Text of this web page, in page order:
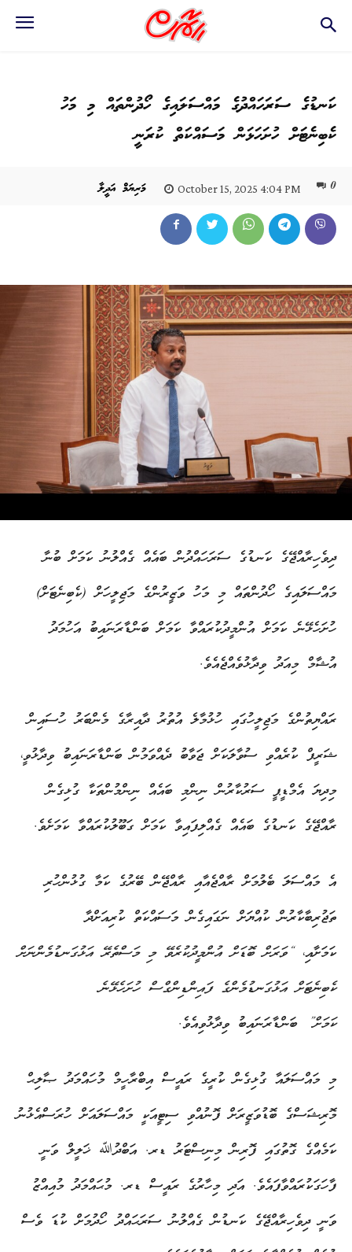
ކަނޑުގެ ސަރަހައްދުގެ މައްސަލައިގެ ހޯދުންތައް މި މަހު
ކެބިނެޓަށް ހުށަހަޅަން މަސައްކަތް ކުރަނީ
މަރިޔަމް އަދީލާ October 15, 2025 4:04 PM 0
ދިވެހިރާއްޖޭގެ ކަނޑުގެ ސަރަހައްދުން ބައެއް ގެއްލުނު ކަމަށް ބުނާ
މައްސަލައިގެ ހޯދުންތައް މި މަހު ވަޒީރުންގެ މަޖިލީހަށް (ކެބިނެޓަށް)
ހުށަހެޅޭނެ ކަމަށް އުންމީދުކުރައްވާ ކަމަށް ބަންޑާރަނައިބު އަހުމަދު
އުޝާމް މިއަދު ވިދާޅުވެއްޖެއެވެ.
ރައްޔިތުންގެ މަޖިލީހުގައި ހުޅުމާލެ އުތުރު ދާއިރާގެ މެންބަރު ހުސައިން
ޝަރީފް ކުރެއްވި ސުވާލަކަށް ޖަވާބު ދެއްވަމުން ބަންޑާރަނައިބު ވިދާޅުވީ،
މިދިޔަ އެމްޑީޕީ ސަރުކާރުން ނިންމި ބައެއް ނިންމުންތަކާ ގުޅިގެން
ރާއްޖޭގެ ކަނޑުގެ ބައެއް ގެއްލިފައިވާ ކަމަށް ގަބޫލުކުރައްވާ ކަމަށެވެ.
އެ މައްސަލަ ބެލުމަށް ރާއްޖެއާއި ރާއްޖޭން ބޭރުގެ ކަމާ ގުޅުންހުރި
ތަޖުރިބާކާރުން ކުއްޔަށް ނަގައިގެން މަސައްކަތް ކުރިއަށްދާ
ކަމަށާއި،“ވަރަށް ބޮޑަށް އުންމީދުކުރެވޭ މި މަސްތެރޭ އަޅުގަނޑުމެންނަށް
ކެބިނެޓަށް އަޅުގަނޑުމެންގެ ފައިންޑިންގްސް ހުށަހެޅޭނެ
ކަމަށް”
ބަންޑާރަނައިބު ވިދާޅުވިއެވެ.
މި މައްސަލައާ ގުޅިގެން ކުރީގެ ރައީސް އިބްރާހީމް މުހައްމަދު ޞާލިޙް
މޮރިޝަސްގެ ބޮޑުވަޒީރަށް ފޮނުއްވި ސިޓީއަކީ މައްސަލައަށް ހުރަސްއެޅުނު
ކަމެއްގެ ގޮތުގައި ފޮރިން މިނިސްޓަރު ޑރ. އަބްދުﷲ ޚަލީލް ވަނީ
ފާހަގަކުރައްވާފައެވެ. އަދި މިހާރުގެ ރައީސް ޑރ. މުޙައްމަދު މުއިއްޒު
ވަނީ ދިވެހިރާއްޖޭގެ ކަނޑުން ގެއްލުނު ސަރަޙައްދު ހޯދުމަށް ކުޑަ ވެސް